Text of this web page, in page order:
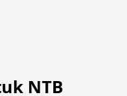
NTB